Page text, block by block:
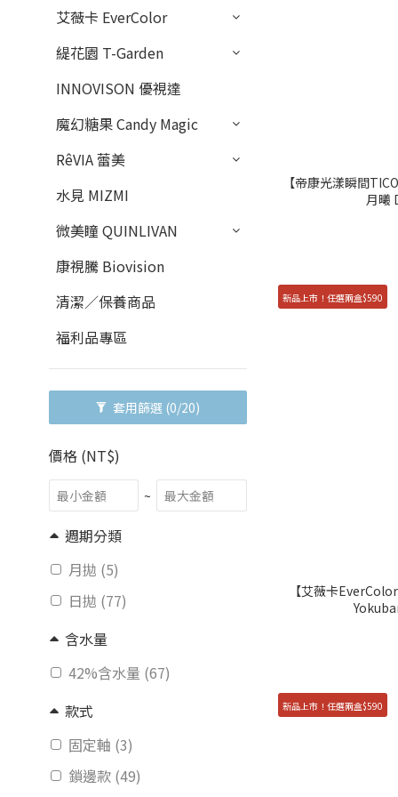
艾薇卡 EverColor
緹花園 T-Garden
INNOVISON 優視達
魔幻糖果 Candy Magic
RêVIA 蕾美
水見 MIZMI
微美瞳 QUINLIVAN
康視騰 Biovision
清潔／保養商品
福利品專區
套用篩選 (0/20)
價格 (NT$)
~
週期分類
月拋 (5)
日拋 (77)
含水量
42%含水量 (67)
款式
固定軸 (3)
鎖邊款 (49)
【帝康光漾瞬間
月曦
新品上市！任選兩盒$590
【艾薇卡
新品上市！任選兩盒$590